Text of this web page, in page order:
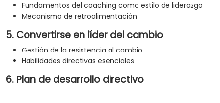
Fundamentos del coaching como estilo de liderazgo
Mecanismo de retroalimentación
5. Convertirse en líder del cambio
Gestión de la resistencia al cambio
Habilidades directivas esenciales
6. Plan de desarrollo directivo